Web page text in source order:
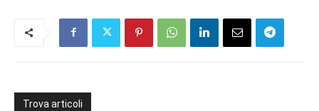
Trova articoli